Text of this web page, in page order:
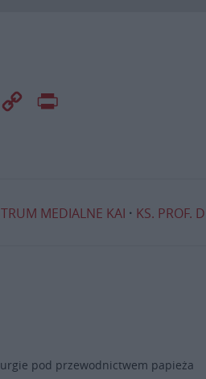
Email
Copy
MEDIALNE KAI KS. PROF.
pod przewodnictwem papieża